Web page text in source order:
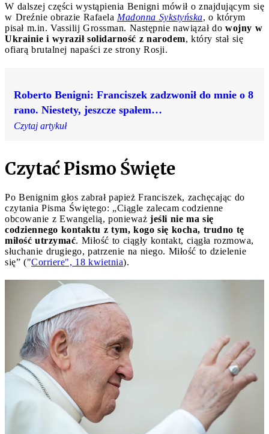
W dalszej części wystąpienia Benigni mówił o znajdującym się
w Dreźnie obrazie Rafaela Madonna Sykstyńska, o którym
pisał m.in. Vassilij Grossman. Następnie nawiązał do wojny w
Ukrainie i wyraził solidarność z narodem, który stał się
ofiarą brutalnej napaści ze strony Rosji.
Roberto Benigni: Franciszek zadzwonił do mnie o 8
rano. Niestety, jeszcze spałem…
Czytaj artykuł
Czytać Pismo Święte
Po Benignim głos zabrał papież Franciszek, zachęcając do
czytania Pisma Świętego: „Ciągle zalecam codzienne
obcowanie z Ewangelią, ponieważ jeśli nie ma się
codziennego kontaktu z tym, kogo się kocha, trudno tę
miłość utrzymać. Miłość to ciągły kontakt, ciągła rozmowa,
słuchanie drugiego, patrzenie na niego. Miłość to dzielenie
się” ("Corriere", 18 kwietnia).